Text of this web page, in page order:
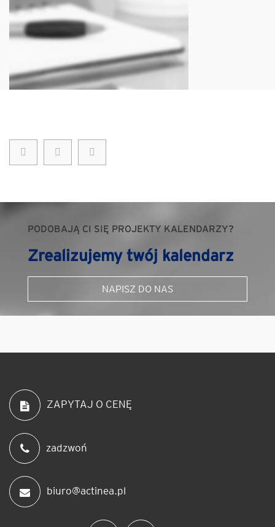
PODOBAJĄ CI SIĘ PROJEKTY KALENDARZY?
Zrealizujemy twój kalendarz
NAPISZ DO NAS
ZAPYTAJ O CENĘ
zadzwoń
biuro@actinea.pl